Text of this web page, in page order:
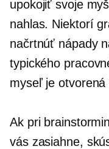
upokojiť svoje
nahlas. Niektorí
načrtnúť nápady
typického
myseľ je otvorená
Ak pri
vás zasiahne,